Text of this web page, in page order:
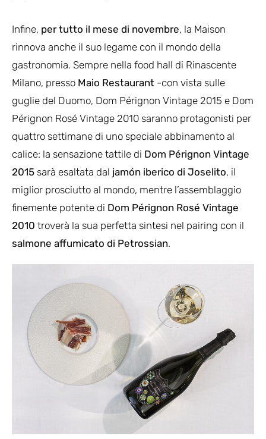
Infine, per tutto il mese di novembre, la Maison
rinnova anche il suo legame con il mondo della
gastronomia. Sempre nella food hall di Rinascente
Milano, presso Maio Restaurant -con vista sulle
guglie del Duomo, Dom Pérignon Vintage 2015 e Dom
Pérignon Rosé Vintage 2010 saranno protagonisti per
quattro settimane di uno speciale abbinamento al
calice: la sensazione tattile di Dom Pérignon Vintage
2015 sarà esaltata dal jamón iberico di Joselito, il
miglior prosciutto al mondo, mentre l’assemblaggio
finemente potente di Dom Pérignon Rosé Vintage
2010 troverà la sua perfetta sintesi nel pairing con il
salmone affumicato di Petrossian.